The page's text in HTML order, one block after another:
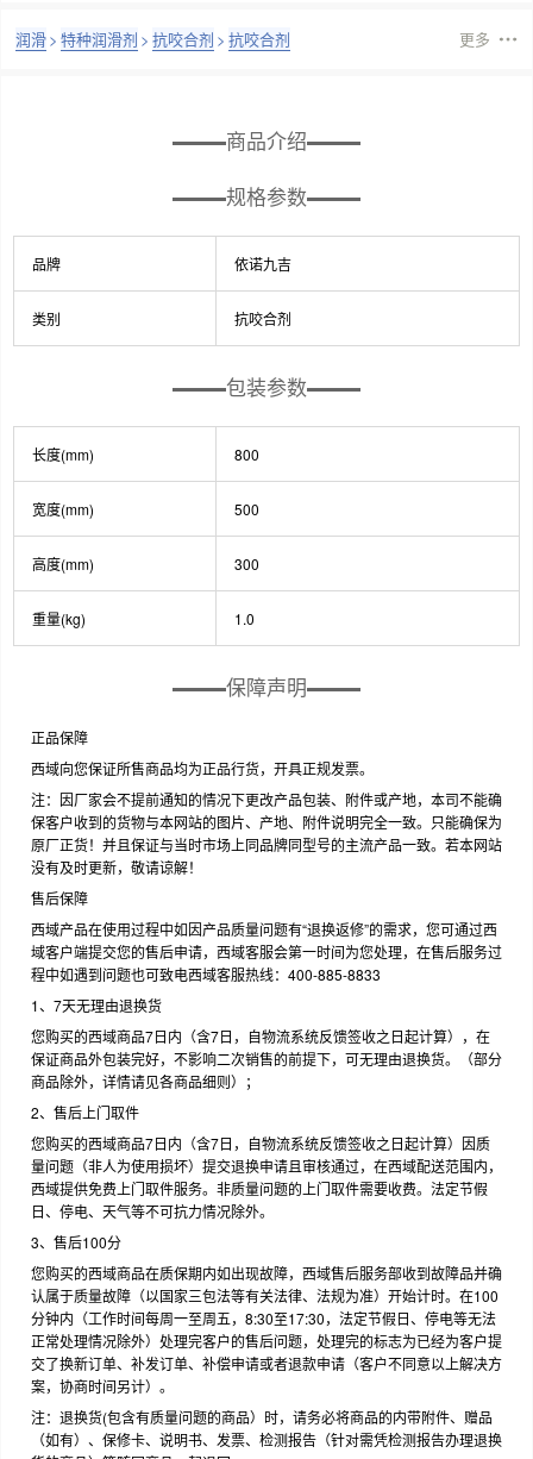
润滑> 特种润滑剂 > 抗咬合剂 > 抗咬合剂 更多
商品介绍
规格参数
品牌 依诺九吉
类别 抗咬合剂
包装参数
长度(mm) 800
宽度(mm) 500
高度(mm) 300
重量(kg) 1.0
保障声明
正品保障
西域向您保证所售商品均为正品行货，开具正规发票。
注：因厂家会不提前通知的情况下更改产品包装、附件或产地，本司不能确
保客户收到的货物与本网站的图片、产地、附件说明完全一致。只能确保为
原厂正货！并且保证与当时市场上同品牌同型号的主流产品一致。若本网站
没有及时更新，敬请谅解！
售后保障
西域产品在使用过程中如因产品质量问题有“退换返修”的需求，您可通过西
域客户端提交您的售后申请，西域客服会第一时间为您处理，在售后服务过
程中如遇到问题也可致电西域客服热线：400-885-8833
1、7天无理由退换货
您购买的西域商品7日内（含7日，自物流系统反馈签收之日起计算），在
保证商品外包装完好，不影响二次销售的前提下，可无理由退换货。（部分
商品除外，详情请见各商品细则）；
2、售后上门取件
您购买的西域商品7日内（含7日，自物流系统反馈签收之日起计算）因质
量问题（非人为使用损坏）提交退换申请且审核通过，在西域配送范围内，
西域提供免费上门取件服务。非质量问题的上门取件需要收费。法定节假
日、停电、天气等不可抗力情况除外。
3、售后100分
您购买的西域商品在质保期内如出现故障，西域售后服务部收到故障品并确
认属于质量故障（以国家三包法等有关法律、法规为准）开始计时。在100
分钟内（工作时间每周一至周五，8:30至17:30，法定节假日、停电等无法
正常处理情况除外）处理完客户的售后问题，处理完的标志为已经为客户提
交了换新订单、补发订单、补偿申请或者退款申请（客户不同意以上解决方
案，协商时间另计）。
注：退换货(包含有质量问题的商品）时，请务必将商品的内带附件、赠品
（如有）、保修卡、说明书、发票、检测报告（针对需凭检测报告办理退换